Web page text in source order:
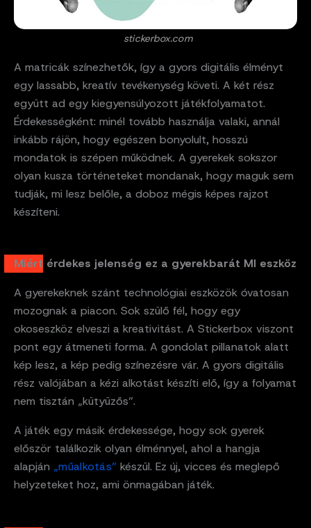
stickerbox.com
A matricák színezhetők, így a gyors digitális élményt
egy lassabb, kreatív tevékenység követi. A két rész
együtt ad egy kiegyensúlyozott játékfolyamatot.
Érdekességként: minél tovább használja valaki, annál
inkább rájön, hogy egészen bonyolult, hosszú
mondatok is szépen működnek. A gyerekek sokszor
olyan kusza történeteket mondanak, hogy maguk sem
tudják, mi lesz belőle, a doboz mégis képes rajzot
készíteni.
Miért érdekes jelenség ez a gyerekbarát MI eszköz
A gyerekeknek szánt technológiai eszközök óvatosan
mozognak a piacon. Sok szülő fél, hogy egy
okoseszköz elveszi a kreativitást. A Stickerbox viszont
pont egy átmeneti forma. A gondolat pillanatok alatt
kép lesz, a kép pedig színezésre vár. A gyors digitális
rész valójában a kézi alkotást készíti elő, így a folyamat
nem tisztán „kütyüzős”.
A játék egy másik érdekessége, hogy sok gyerek
először találkozik olyan élménnyel, ahol a hangja
alapján „műalkotás” készül. Ez új, vicces és meglepő
helyzeteket hoz, ami önmagában játék.